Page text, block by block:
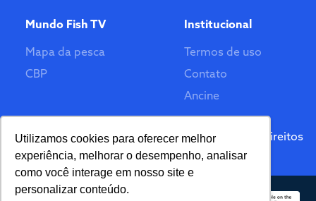
Utilizamos cookies para oferecer melhor
experiência, melhorar o desempenho, analisar
como você interage em nosso site e
personalizar conteúdo.
Mundo Fish TV
Mapa da pesca
CBP
Institucional
Termos de uso
Contato
Ancine
Feito por
© 2026 Fish TV - Todos Direitos
Reservados. Versão 2.0